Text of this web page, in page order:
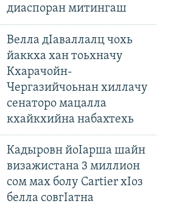
диаспоран митингаш
Велла дIаваллалц чохь
йаккха хан тоьхначу
Кхарачойн-
Чергазийчоьнан хиллачу
сенаторо мацалла
кхайкхийна набахтехь
Кадыровн йоIарша шайн
визажистана 3 миллион
сом мах болу Cartier хIоз
белла совгIатна